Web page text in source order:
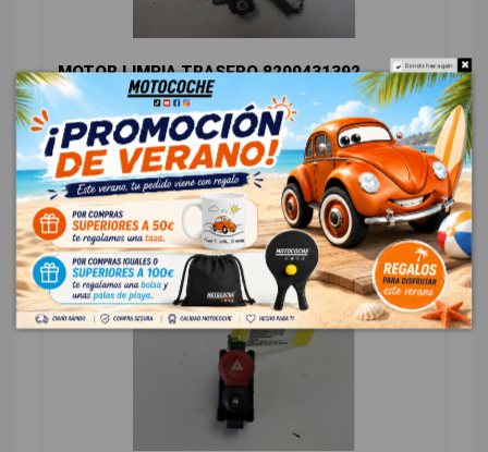
MOTOR LIMPIA TRASERO 8200431392
0390201836
RENAULT KANGOO DYNAMIQUE
OEM:8200431392
ID:640551
15,70 € Sin IVA
19,00 € Con IVA
Do not show again.